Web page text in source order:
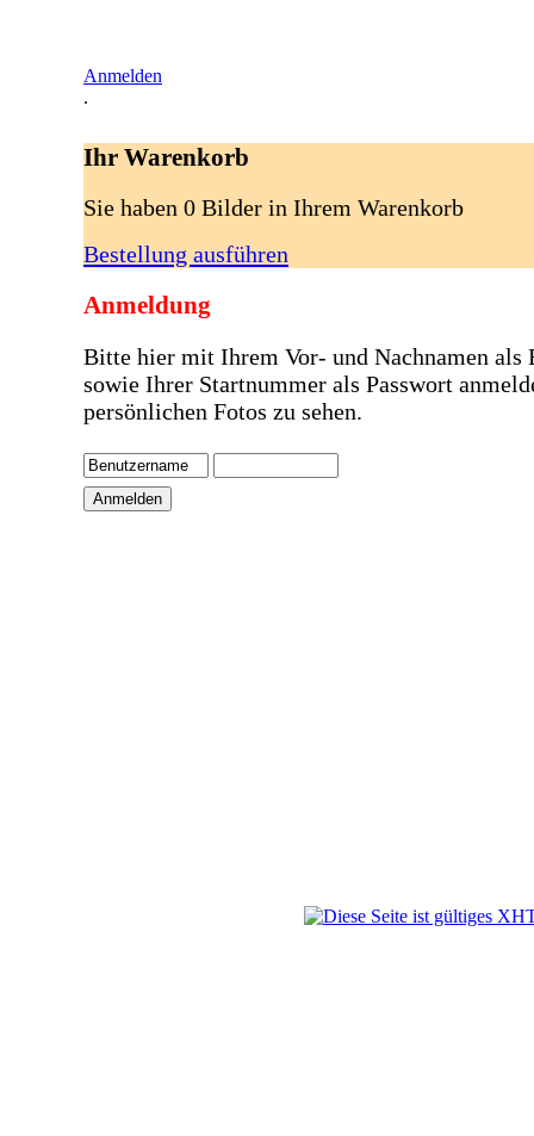
Anmelden
.
Ihr Warenkorb
Sie haben 0 Bilder in Ihrem Warenkorb
Bestellung ausführen
Anmeldung
Bitte hier mit Ihrem Vor- und Nachnamen als
sowie Ihrer Startnummer als Passwort
persönlichen Fotos zu sehen.